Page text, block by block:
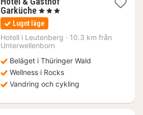
Garküche1
natt
från
1096
kr.
, 3 Stjärnor
Lugnt läge
Hotell i Leutenberg · 10.3 km från
Unterwellenborn
Beläget i Thüringer Wald
Wellness i Rocks
Vandring och cykling